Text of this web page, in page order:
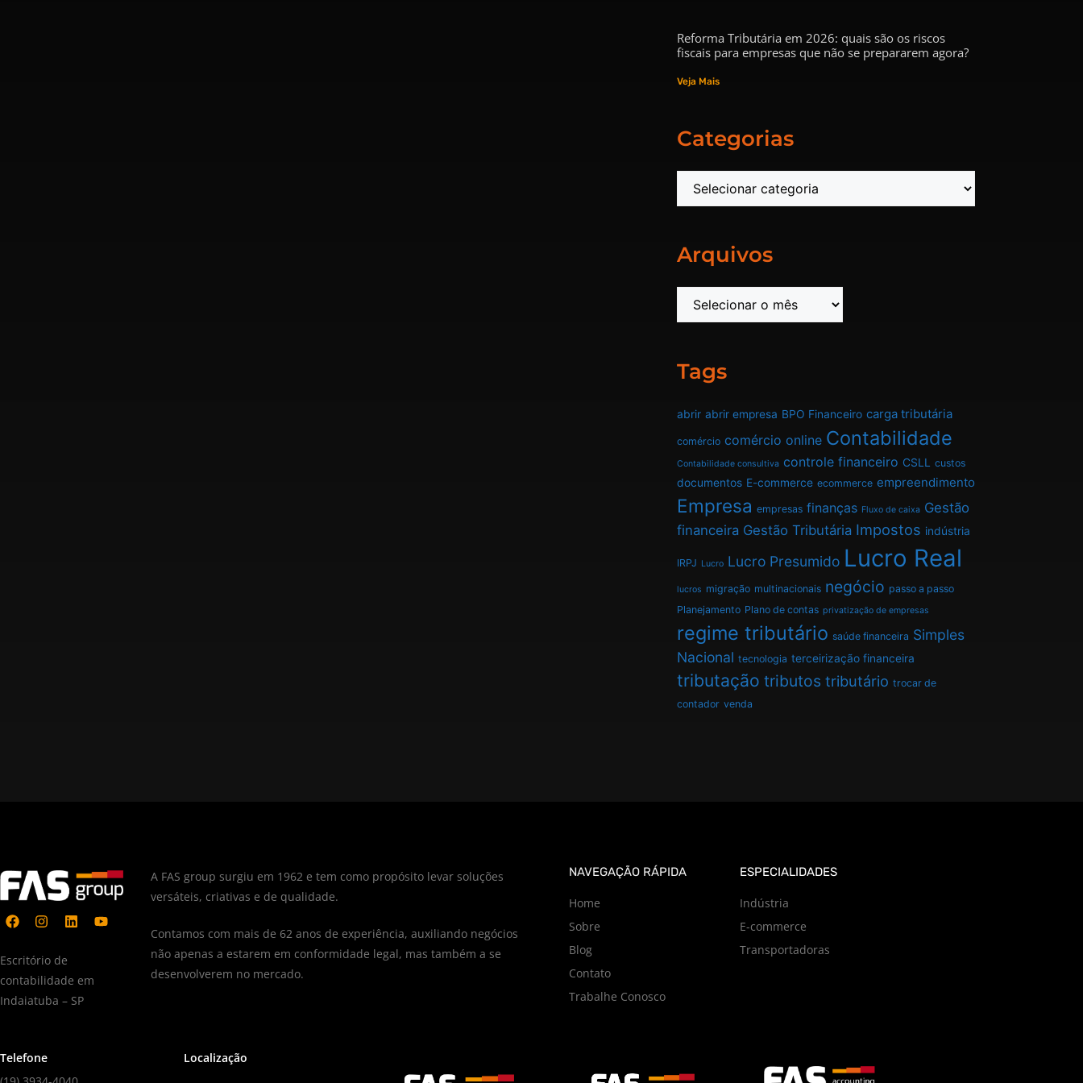
Reforma Tributária em 2026: quais são os riscos
fiscais para empresas que não se prepararem agora?
Veja Mais
Categorias
Arquivos
Tags
abrir abrir empresa BPO Financeiro carga tributária
comércio comércio online Contabilidade
Contabilidade consultiva controle financeiro CSLL custos
documentos E-commerce ecommerce empreendimento
Empresa empresas finanças Fluxo de caixa Gestão
financeira Gestão Tributária Impostos indústria
IRPJ Lucro Lucro Presumido Lucro Real
lucros migração multinacionais negócio passo a passo
Planejamento Plano de contas privatização de empresas
regime tributário saúde financeira Simples
Nacional tecnologia terceirização financeira
tributação tributos tributário trocar de
contador venda
Escritório de
contabilidade em
Indaiatuba – SP
A FAS group surgiu em 1962 e tem como propósito levar soluções
versáteis, criativas e de qualidade.
Contamos com mais de 62 anos de experiência, auxiliando negócios
não apenas a estarem em conformidade legal, mas também a se
desenvolverem no mercado.
NAVEGAÇÃO RÁPIDA
Home
Sobre
Blog
Contato
Trabalhe Conosco
ESPECIALIDADES
Indústria
E-commerce
Transportadoras
Telefone
Localização